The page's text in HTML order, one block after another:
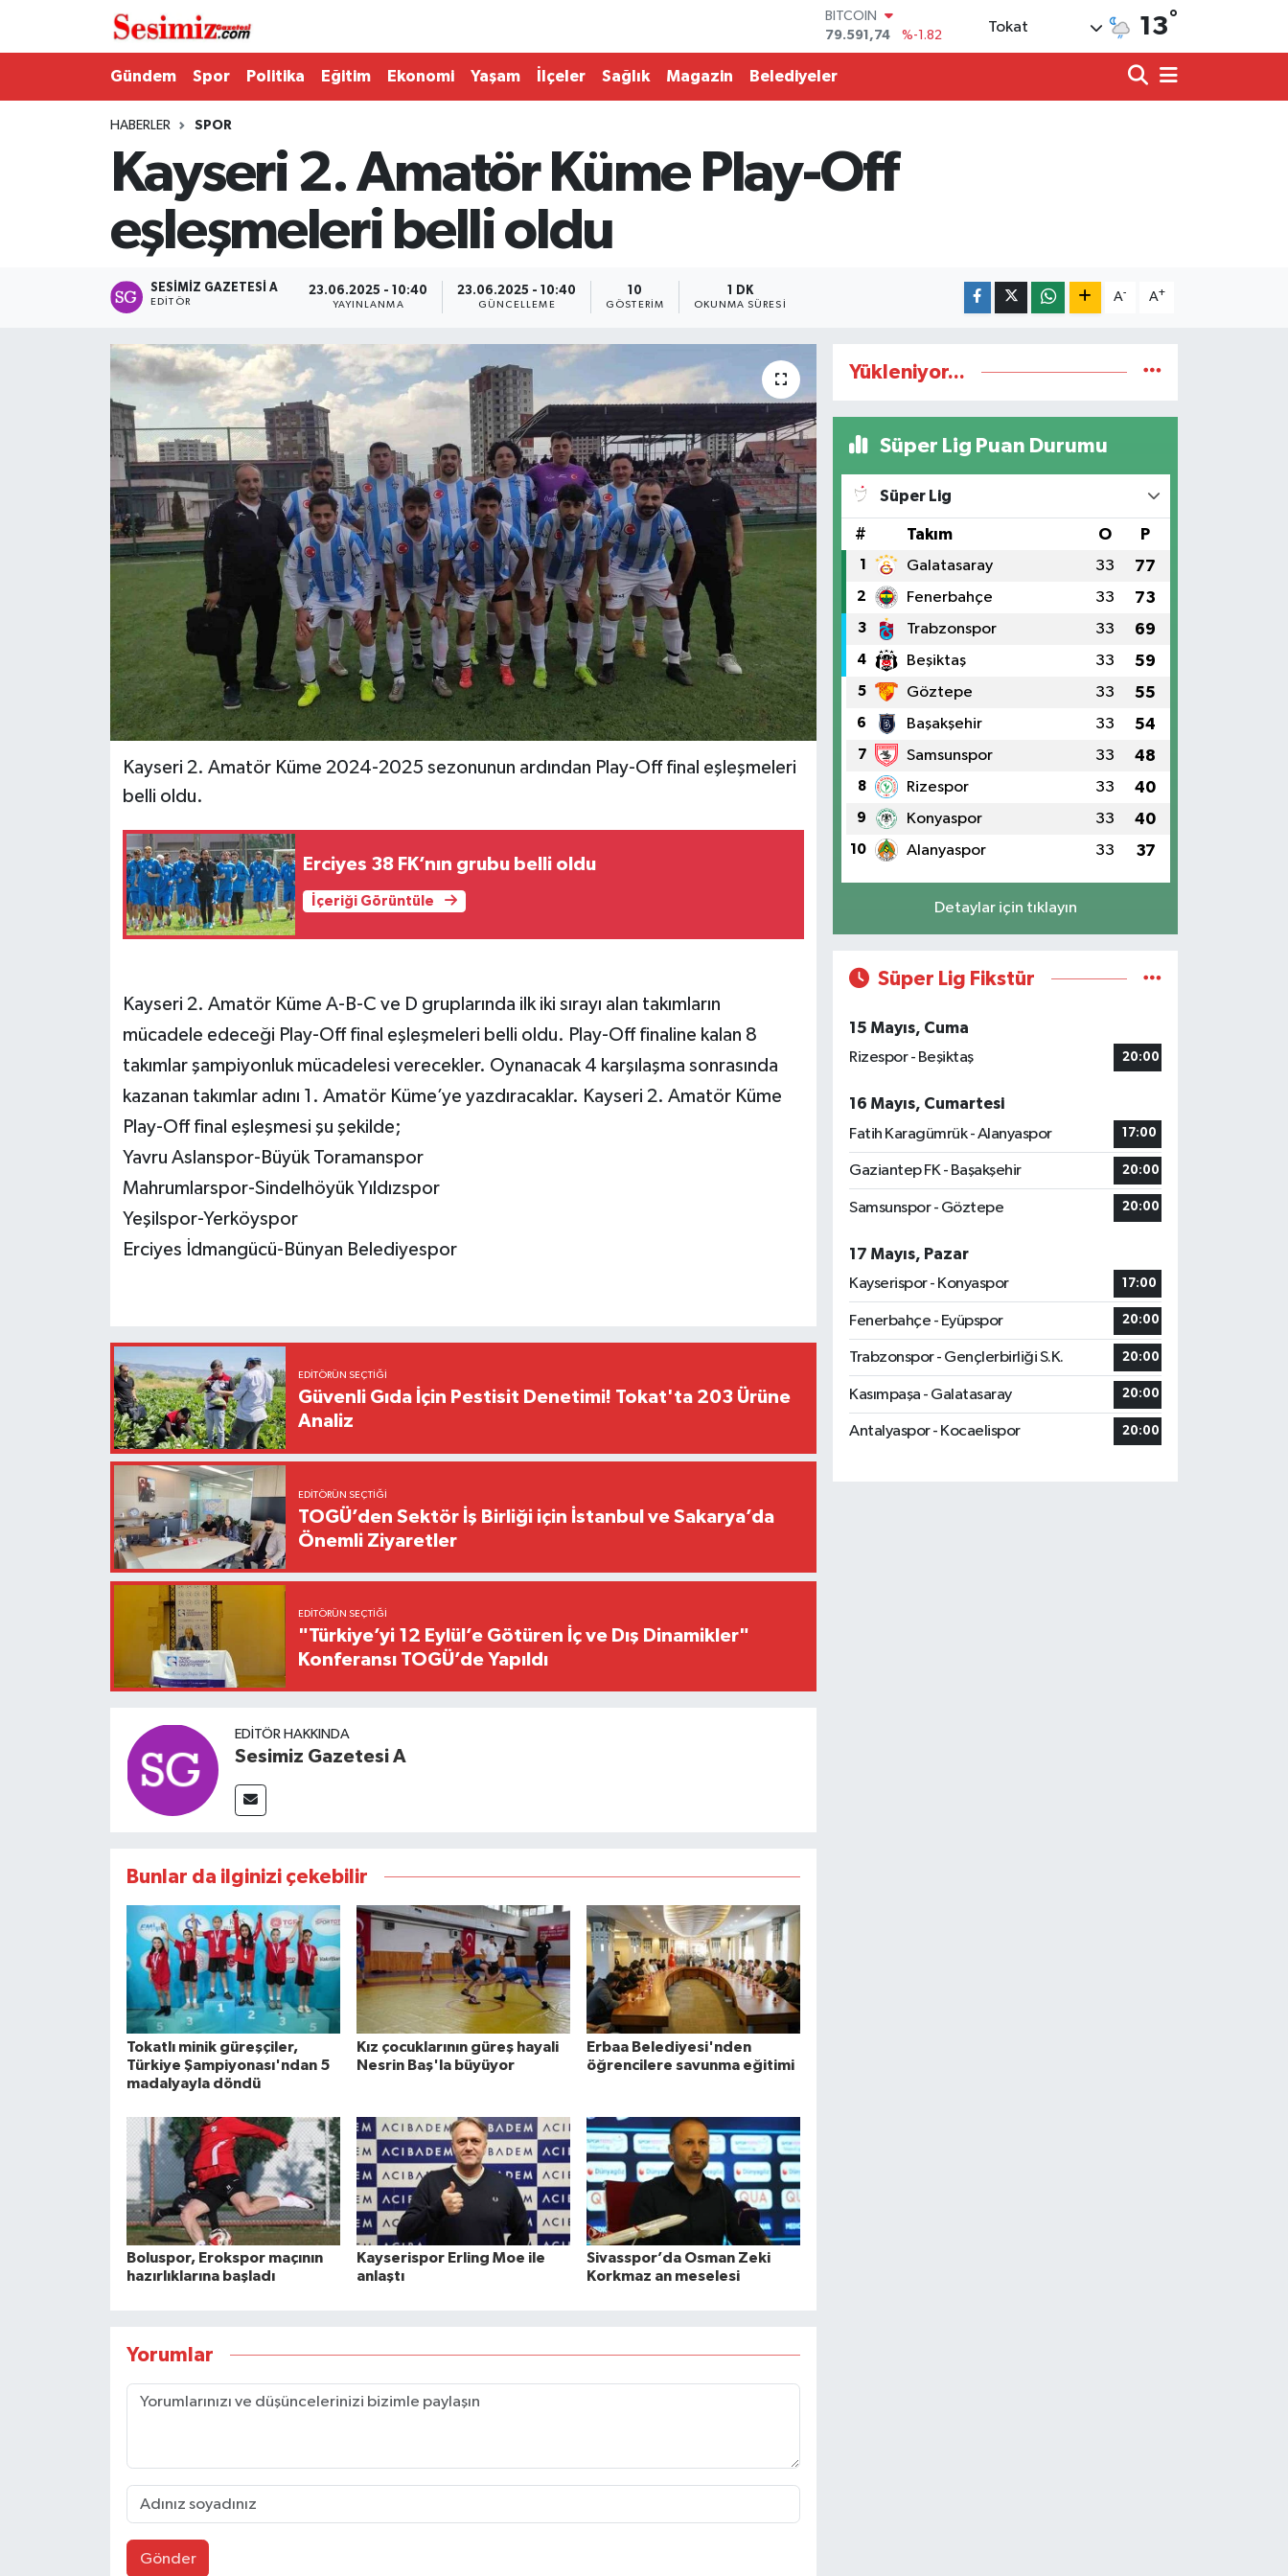
BITCOIN
79.591,74
%-1.82
DOLAR
45,43620
61,60380
%0.18
G.ALTIN
6862,09000
Tokat 13°
Gündem Spor Politika Eğitim Ekonomi Yaşam İlçeler Sağlık Magazin Belediyeler
HABERLER SPOR
Kayseri 2. Amatör Küme Play-Off
eşleşmeleri belli oldu
SESIMIZ GAZETESI A
EDITÖR
23.06.2025 - 10:40
YAYINLANMA
23.06.2025 - 10:40
GÜNCELLEME
10
GÖSTERIM
1 DK
OKUNMA SÜRESI
A- A+
Kayseri 2. Amatör Küme 2024-2025 sezonunun ardından Play-Off final eşleşmeleri
belli oldu.
Erciyes 38 FK’nın grubu belli oldu
İçeriği Görüntüle
Kayseri 2. Amatör Küme A-B-C ve D gruplarında ilk iki sırayı alan takımların
mücadele edeceği Play-Off final eşleşmeleri belli oldu. Play-Off finaline kalan 8
takımlar şampiyonluk mücadelesi verecekler. Oynanacak 4 karşılaşma sonrasında
kazanan takımlar adını 1. Amatör Küme’ye yazdıracaklar. Kayseri 2. Amatör Küme
Play-Off final eşleşmesi şu şekilde;
Yavru Aslanspor-Büyük Toramanspor
Mahrumlarspor-Sindelhöyük Yıldızspor
Yeşilspor-Yerköyspor
Erciyes İdmangücü-Bünyan Belediyespor
EDITÖRÜN SEÇTIĞI
Güvenli Gıda İçin Pestisit Denetimi! Tokat'ta 203 Ürüne
Analiz
EDITÖRÜN SEÇTIĞI
TOGÜ’den Sektör İş Birliği için İstanbul ve Sakarya’da
Önemli Ziyaretler
EDITÖRÜN SEÇTIĞI
"Türkiye’yi 12 Eylül’e Götüren İç ve Dış Dinamikler"
Konferansı TOGÜ’de Yapıldı
EDITÖR HAKKINDA
Sesimiz Gazetesi A
Bunlar da ilginizi çekebilir
Tokatlı minik güreşçiler,
Türkiye Şampiyonası'ndan 5
madalyayla döndü
Kız çocuklarının güreş hayali
Nesrin Baş'la büyüyor
Erbaa Belediyesi'nden
öğrencilere savunma eğitimi
Boluspor, Erokspor maçının
hazırlıklarına başladı
Kayserispor Erling Moe ile
anlaştı
Sivasspor’da Osman Zeki
Korkmaz an meselesi
Yorumlar
Gönder
Yükleniyor...
Süper Lig Puan Durumu
Süper Lig
# Takım O P
1 Galatasaray 33 77
2 Fenerbahçe 33 73
3 Trabzonspor 33 69
4 Beşiktaş 33 59
5 Göztepe 33 55
6 Başakşehir 33 54
7 Samsunspor 33 48
8 Rizespor 33 40
9 Konyaspor 33 40
10 Alanyaspor 33 37
Detaylar için tıklayın
Süper Lig Fikstür
15 Mayıs, Cuma
Rizespor - Beşiktaş
20:00
16 Mayıs, Cumartesi
Fatih Karagümrük - Alanyaspor
17:00
Gaziantep FK - Başakşehir 20:00
Samsunspor - Göztepe 20:00
17 Mayıs, Pazar
Kayserispor - Konyaspor
17:00
Fenerbahçe - Eyüpspor 20:00
Trabzonspor - Gençlerbirliği S.K. 20:00
Kasımpaşa - Galatasaray 20:00
Antalyaspor - Kocaelispor 20:00
Magazin
Teknoloji
Tokat Haberleri
Nöbetçi Eczaneler
Hava Durumu
Namaz Vakitleri
Trafik Durumu
Tüm Manşetler
Son Dakika Haberleri
Haber Arşivi